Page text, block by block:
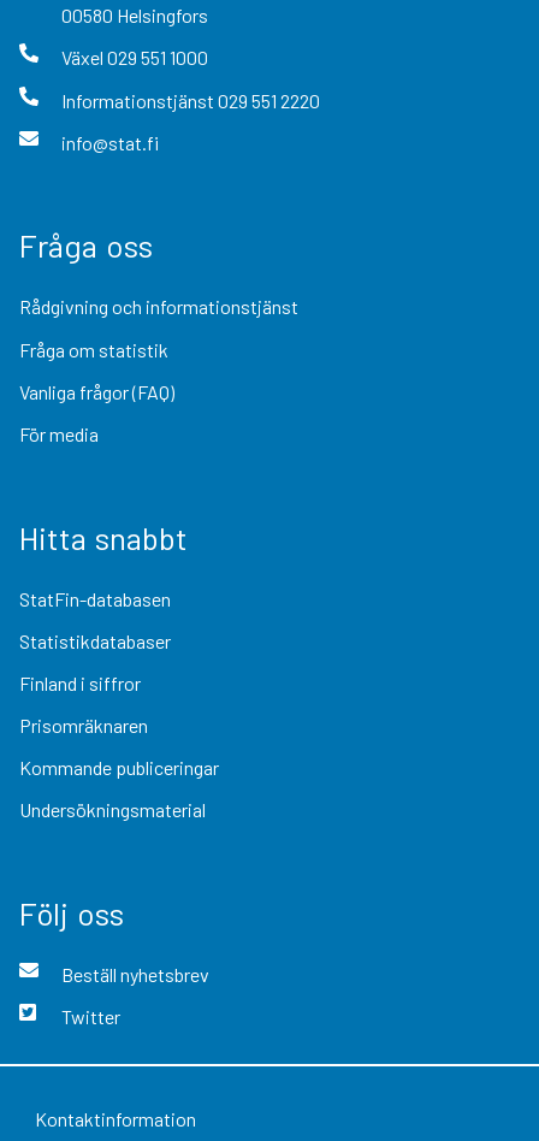
00580 Helsingfors
Växel 029 551 1000
Informationstjänst 029 551 2220
info@stat.fi
Fråga oss
Rådgivning och informationstjänst
Fråga om statistik
Vanliga frågor (FAQ)
För media
Hitta snabbt
StatFin-databasen
Statistikdatabaser
Finland i siffror
Prisomräknaren
Kommande publiceringar
Undersökningsmaterial
Följ oss
Beställ nyhetsbrev
Twitter
Kontaktinformation